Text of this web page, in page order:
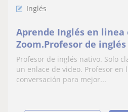
Inglés
Aprende Inglés en linea
Zoom.Profesor de
privadas para
Preparación de
conversaciones
Profesor de inglés nativo. Solo
un enlace de video. Profesor en
conversación para mejor...